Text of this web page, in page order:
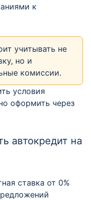
к
учитывать не
но и
комиссии.
условия
оформить через
автокредит на
ставка от 0%